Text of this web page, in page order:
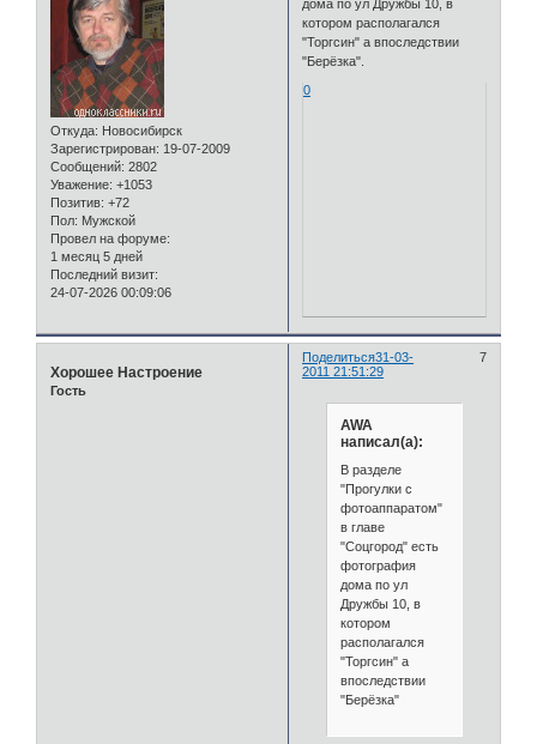
Откуда: Новосибирск
Зарегистрирован: 19-07-2009
Сообщений: 2802
Уважение: +1053
Позитив: +72
Пол: Мужской
Провел на форуме:
1 месяц 5 дней
Последний визит:
24-07-2026 00:09:06
дома по ул Дружбы 10, в
котором располагался
"Торгсин" а впоследствии
"Берёзка".
0
Поделиться 7
31-03-
2011 21:51:29
Хорошее Настроение
Гость
AWA
написал(а):
В разделе
"Прогулки с
фотоаппаратом"
в главе
"Соцгород" есть
фотография
дома по ул
Дружбы 10, в
котором
располагался
"Торгсин" а
впоследствии
"Берёзка"